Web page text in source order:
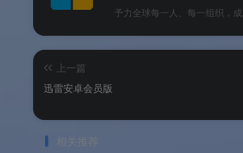
：全球顶级
：
💎Android 专属新功能抢先体验
💸
予力全球每一人、每一组织，成
上一篇
迅雷安卓会员版
相关推荐